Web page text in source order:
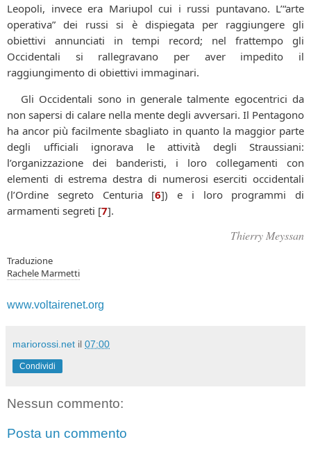
Leopoli, invece era Mariupol cui i russi puntavano. L’“arte
operativa” dei russi si è dispiegata per raggiungere gli
obiettivi annunciati in tempi record; nel frattempo gli
Occidentali si rallegravano per aver impedito il
raggiungimento di obiettivi immaginari.
Gli Occidentali sono in generale talmente egocentrici da
non sapersi di calare nella mente degli avversari. Il Pentagono
ha ancor più facilmente sbagliato in quanto la maggior parte
degli ufficiali ignorava le attività degli Straussiani:
l’organizzazione dei banderisti, i loro collegamenti con
elementi di estrema destra di numerosi eserciti occidentali
(l’Ordine segreto Centuria[6]) e i loro programmi di
armamenti segreti [7].
Thierry Meyssan
Traduzione
Rachele Marmetti
www.voltairenet.org
mariorossi.net il 07:00
Condividi
Nessun commento:
Posta un commento